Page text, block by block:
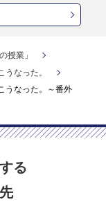
授業」
なった。
うなった。～番外
る